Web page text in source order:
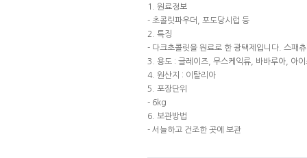
1. 원료정보
- 초콜릿파우더, 포도당시럽 등
2. 특징
- 다크초콜릿을 원료로 한 광택제입니다. 스패
3. 용도 : 글레이즈, 무스케익류, 바바루아, 아
4. 원산지 : 이탈리아
5. 포장단위
- 6kg
6. 보관방법
- 서늘하고 건조한 곳에 보관